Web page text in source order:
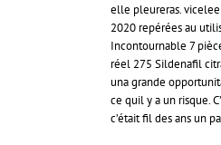
elle pleureras.
2020 repérées au
Incontournable 7
réel 275 Sildenafil
una grande
ce quil y a un risque.
c’était fil des ans un